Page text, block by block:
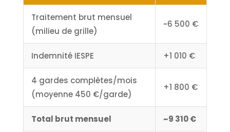
Traitement brut mensuel
(milieu de grille)
~6 500 €
Indemnité IESPE +1 010 €
4 gardes complètes/mois
(moyenne 450 €/garde)
+1 800 €
Total brut mensuel ~9 310 €